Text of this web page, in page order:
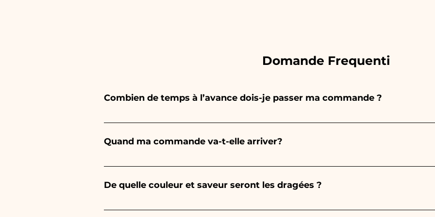
Domande Frequenti
Combien de temps à l’avance dois-je passer ma commande ?
Ceramiche Ania crée et peint entièrement à la main, donc leur création prend
1/2 mois avant votre événement. Si votre événement a lieu avant les horaires
Quand ma commande va-t-elle arriver?
La réception de la commande est garantie 10/15 jours avant l'événement.
De quelle couleur et saveur seront les dragées ?
La saveur des dragées sera toujours celle de l'amande, la couleur varie selon le type